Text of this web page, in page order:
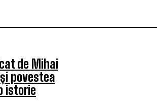
de Mihai
povestea
istorie